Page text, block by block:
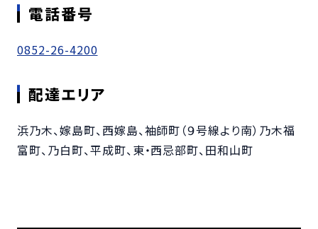
電話番号
0852-26-4200
配達エリア
浜乃木、嫁島町、西嫁島、袖師町（９号線より南）乃木福
富町、乃白町、平成町、東・西忌部町、田和山町